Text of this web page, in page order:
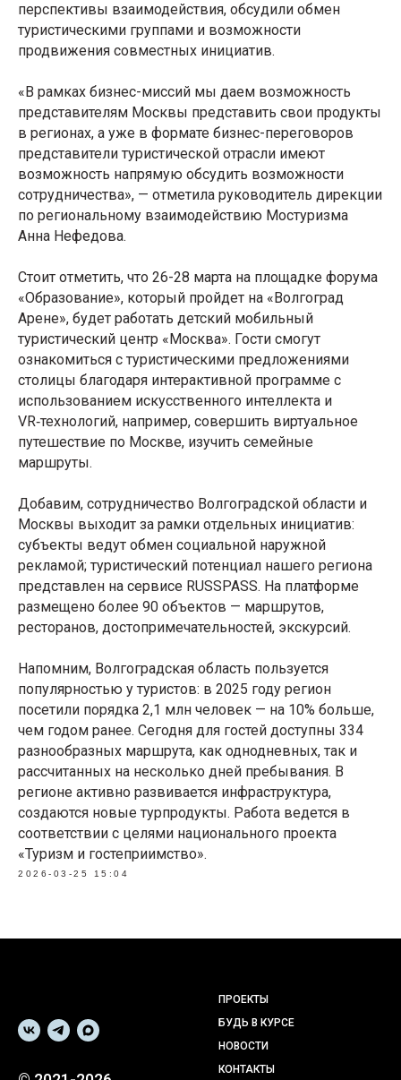
перспективы взаимодействия, обсудили обмен
туристическими группами и возможности
продвижения совместных инициатив.
«В рамках бизнес-миссий мы даем возможность
представителям Москвы представить свои продукты
в регионах, а уже в формате бизнес-переговоров
представители туристической отрасли имеют
возможность напрямую обсудить возможности
сотрудничества», — отметила руководитель дирекции
по региональному взаимодействию Мостуризма
Анна Нефедова.
Стоит отметить, что 26-28 марта на площадке форума
«Образование», который пройдет на «Волгоград
Арене», будет работать детский мобильный
туристический центр «Москва». Гости смогут
ознакомиться с туристическими предложениями
столицы благодаря интерактивной программе с
использованием искусственного интеллекта и
VR‑технологий, например, совершить виртуальное
путешествие по Москве, изучить семейные
маршруты.
Добавим, сотрудничество Волгоградской области и
Москвы выходит за рамки отдельных инициатив:
субъекты ведут обмен социальной наружной
рекламой; туристический потенциал нашего региона
представлен на сервисе RUSSPASS. На платформе
размещено более 90 объектов — маршрутов,
ресторанов, достопримечательностей, экскурсий.
Напомним, Волгоградская область пользуется
популярностью у туристов: в 2025 году регион
посетили порядка 2,1 млн человек — на 10% больше,
чем годом ранее. Сегодня для гостей доступны 334
разнообразных маршрута, как однодневных, так и
рассчитанных на несколько дней пребывания. В
регионе активно развивается инфраструктура,
создаются новые турпродукты. Работа ведется в
соответствии с целями национального проекта
«Туризм и гостеприимство».
2026-03-25 15:04
ПРОЕКТЫ
БУДЬ В КУРСЕ
НОВОСТИ
КОНТАКТЫ